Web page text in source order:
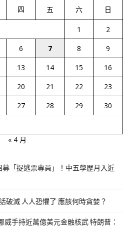
四 五 六 日
1
2
6 7 8
9
13 14 15
16
20 21 22
23
27 28 29
30
« 4 月
「捉逃票專員」！中五學歷月入近
破滅 人人恐懼了 應該何時貪婪？
威手持近萬億美元金融核武 特朗普：